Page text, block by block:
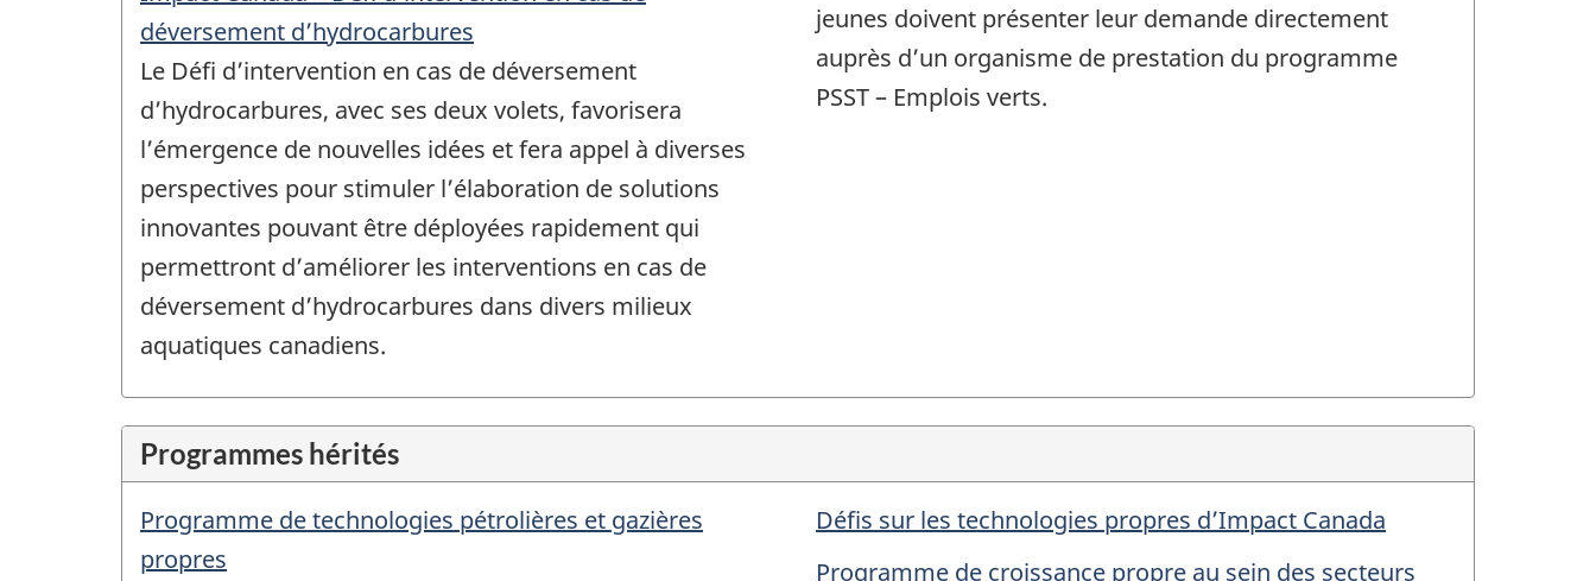
déversement d’hydrocarbures
Le Défi d’intervention en cas de déversement
d’hydrocarbures, avec ses deux volets, favorisera
l’émergence de nouvelles idées et fera appel à diverses
perspectives pour stimuler l’élaboration de solutions
innovantes pouvant être déployées rapidement qui
permettront d’améliorer les interventions en cas de
déversement d’hydrocarbures dans divers milieux
aquatiques canadiens.
jeunes doivent présenter leur demande directement
auprès d’un organisme de prestation du programme
PSST – Emplois verts.
Programmes hérités
Programme de technologies pétrolières et gazières
propres
Défis sur les technologies propres d’Impact Canada
Programme de croissance propre au sein des secteurs